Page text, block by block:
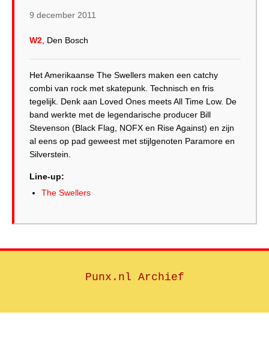
9 december 2011
W2 , Den Bosch
Het Amerikaanse The Swellers maken een catchy
combi van rock met skatepunk. Technisch en fris
tegelijk. Denk aan Loved Ones meets All Time Low. De
band werkte met de legendarische producer Bill
Stevenson (Black Flag, NOFX en Rise Against) en zijn
al eens op pad geweest met stijlgenoten Paramore en
Silverstein.
Line-up:
The Swellers
Punx.nl Archief